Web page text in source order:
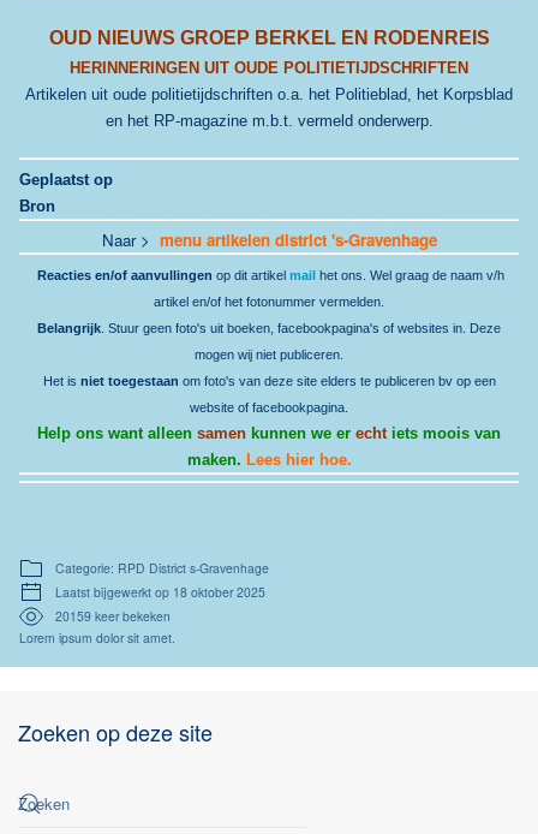
OUD NIEUWS GROEP BERKEL EN RODENREIS
HERINNERINGEN UIT OUDE POLITIETIJDSCHRIFTEN
Artikelen uit oude politietijdschriften o.a. het Politieblad, het Korpsblad
en het RP-magazine m.b.t. vermeld onderwerp.
Geplaatst op
Bron
Naar > menu artikelen district 's-Gravenhage
Reacties en/of aanvullingen op dit artikel mail het ons. Wel graag de naam v/h
artikel en/of het fotonummer vermelden.
Belangrijk . Stuur geen foto's uit boeken, facebookpagina's of websites in. Deze
mogen wij niet publiceren.
Het is niet toegestaan om foto's van deze site elders te publiceren bv op een
website of facebookpagina.
Help ons want alleen samen kunnen we er echt iets moois van
maken. Lees hier hoe.
Categorie: RPD District s-Gravenhage
Laatst bijgewerkt op 18 oktober 2025
20159 keer bekeken
Lorem ipsum dolor sit amet.
Zoeken op deze site